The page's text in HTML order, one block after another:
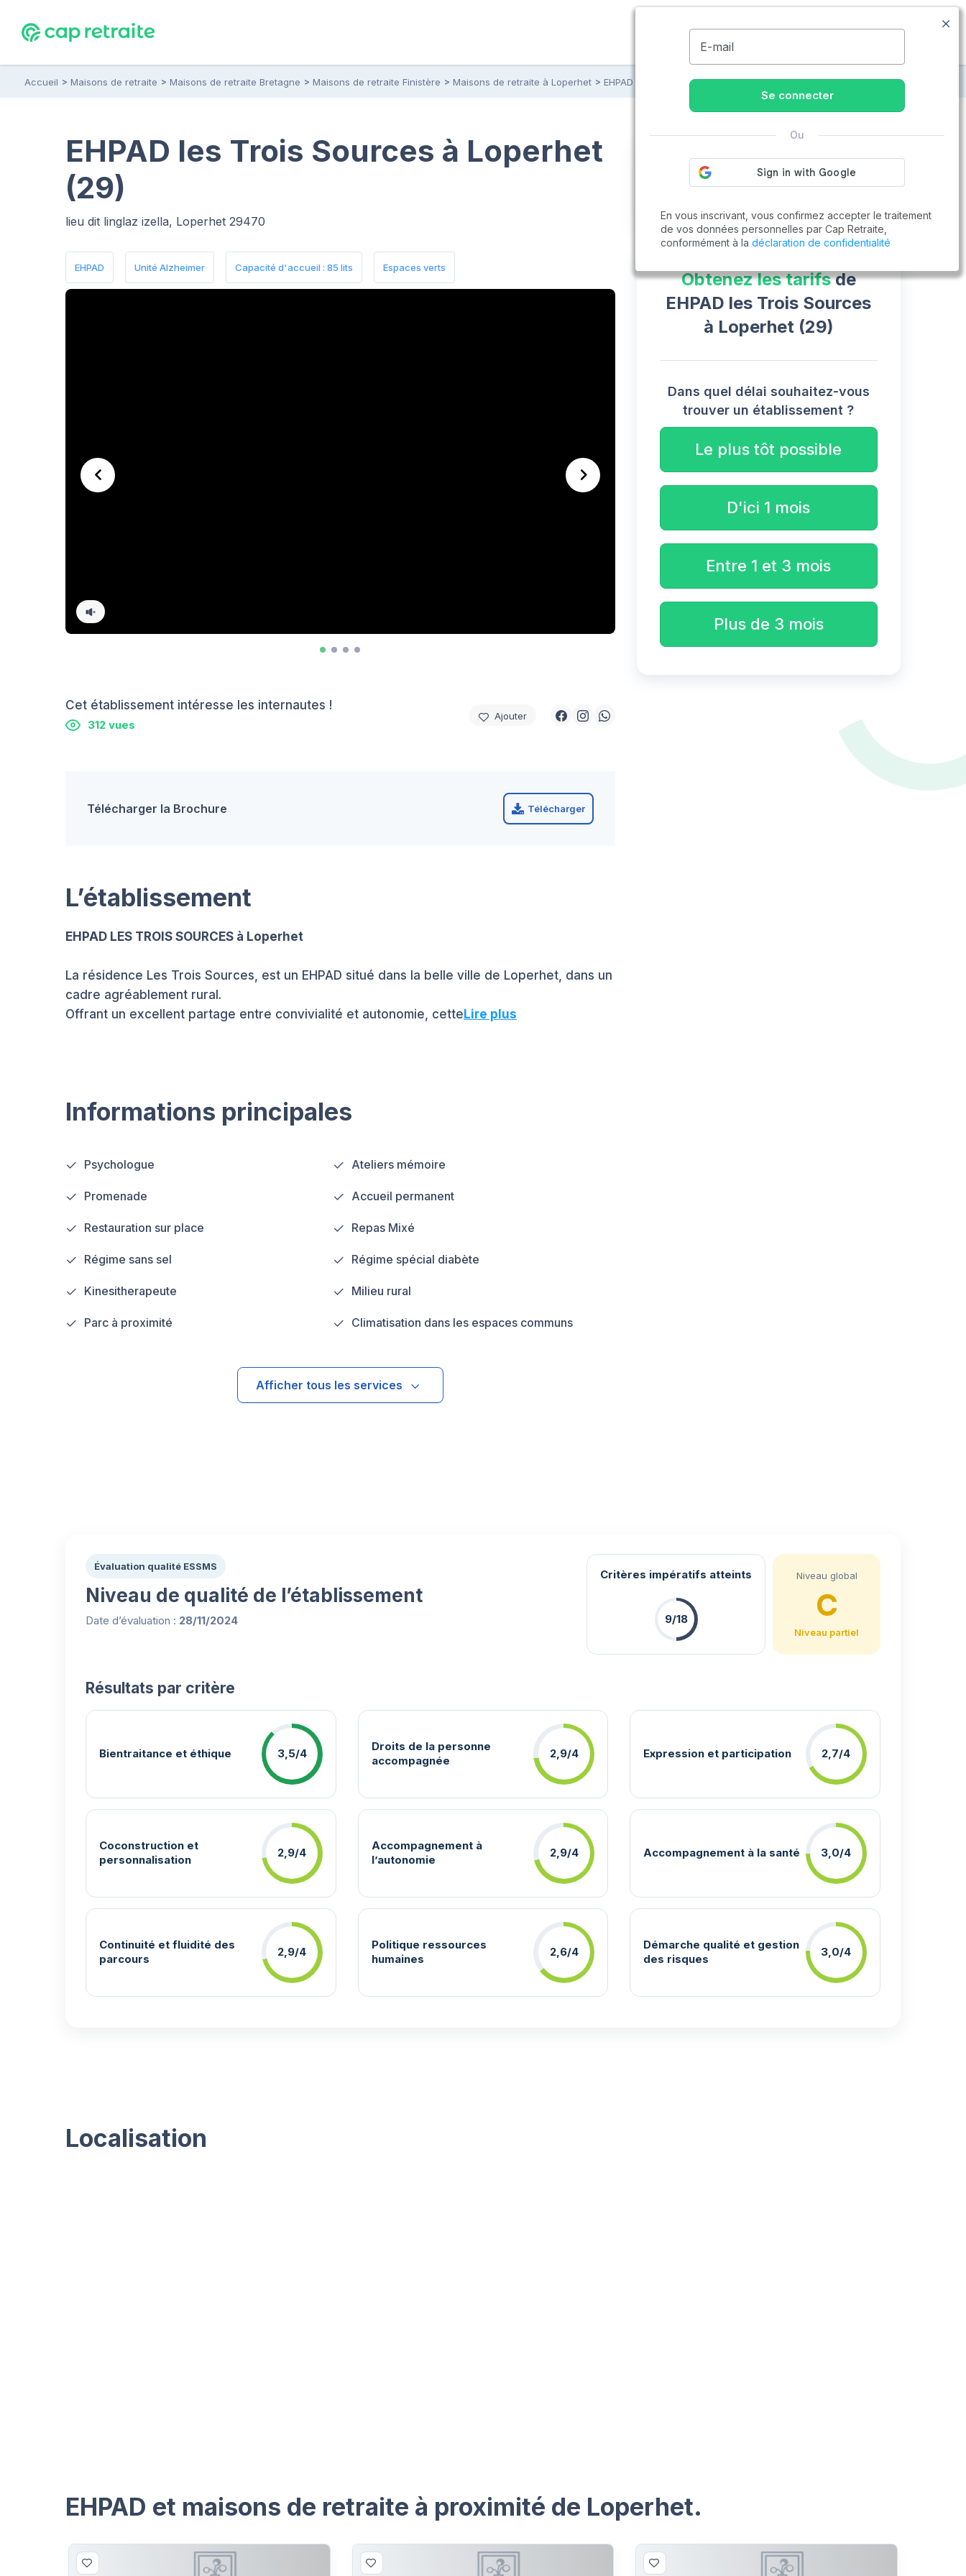
09.74.59.59.57
Accueil Maisons de retraite Maisons de retraite Bretagne Maisons de retraite Finistère Maisons de retraite à Loperhet EHPAD les Trois Sources
Cet établissement intéresse les internautes !
312 vues
Ajouter
Télécharger la Brochure Télécharger
EHPAD les Trois Sources à Loperhet
(29)
lieu dit linglaz izella, Loperhet 29470
EHPAD Unité Alzheimer Capacité d'accueil : 85 lits Espaces verts
L’établissement
EHPAD LES TROIS SOURCES à Loperhet
La résidence Les Trois Sources, est un EHPAD situé dans la belle ville de Loperhet, dans un
cadre agréablement rural.
Offrant un excellent partage entre convivialité et autonomie, cetteLire plus
Informations principales
Psychologue Ateliers mémoire
Promenade Accueil permanent
Restauration sur place Repas Mixé
Régime sans sel Régime spécial diabète
Kinesitherapeute Milieu rural
Parc à proximité Climatisation dans les espaces communs
Afficher tous les services
Cap Retraite vous aide à trouver un emploi
Obtenez les tarifsde
EHPAD les Trois Sources
à Loperhet (29)
Dans quel délai souhaitez-vous
trouver un établissement ?
Le plus tôt possible
D'ici 1 mois
Entre 1 et 3 mois
Plus de 3 mois
Évaluation qualité ESSMS
Niveau de qualité de l’établissement
Date d’évaluation : 28/11/2024
Niveau global
C
Niveau partiel
Critères impératifs atteints
9/18
Résultats par critère
Bientraitance et éthique 3,5/4
Droits de la personne
accompagnée
2,9/4 Expression et participation 2,7/4
Coconstruction et
personnalisation
2,9/4
Accompagnement à
l’autonomie
2,9/4 Accompagnement à la santé 3,0/4
Continuité et fluidité des
parcours
2,9/4
Politique ressources
humaines
2,6/4
Démarche qualité et gestion
des risques
3,0/4
Localisation
EHPAD et maisons de retraite à proximité de Loperhet.
E-mail
Se connecter
Ou
En vous inscrivant, vous confirmez accepter le traitement
de vos données personnelles par Cap Retraite,
conformément à la déclaration de confidentialité